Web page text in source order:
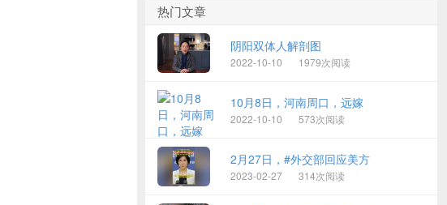
热门文章
阴阳双体人解剖图
2022-10-10 1979次阅读
10月8日，河南周口，远嫁
2022-10-10 573次阅读
2月27日，#外交部回应美方
2023-02-27 314次阅读